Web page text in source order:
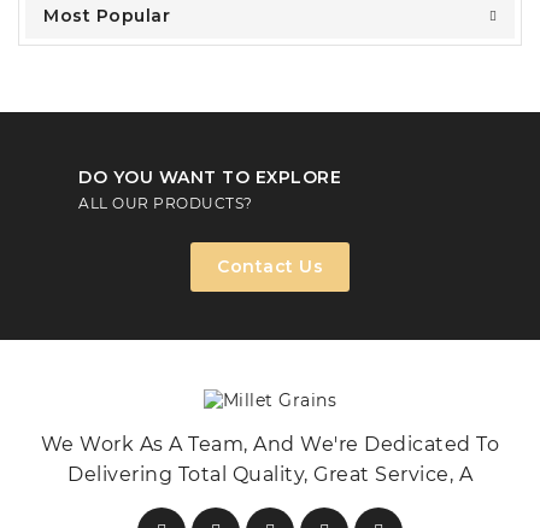
Most Popular
DO YOU WANT TO EXPLORE
ALL OUR PRODUCTS?
Contact Us
We Work As A Team, And We're Dedicated To
Delivering Total Quality, Great Service, A